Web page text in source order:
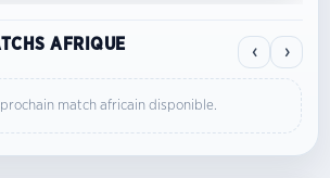
AFRIQUE ‹ ›
match africain disponible.